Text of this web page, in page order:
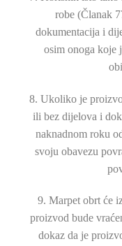
robe (Članak
dokumentacija i
osim onoga koje
8. Ukoliko je
ili bez dijelova i
naknadnom roku
svoju obavezu
9. Marpet obrt će
proizvod bude
dokaz da je